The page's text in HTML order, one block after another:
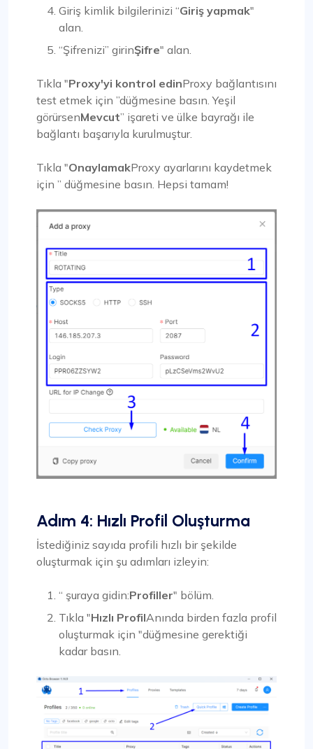
Giriş kimlik bilgilerinizi “Giriş yapmak"
alan.
“Şifrenizi” girinŞifre" alan.
Tıkla "Proxy'yi kontrol edinProxy bağlantısını
test etmek için ”düğmesine basın. Yeşil
görürsenMevcut” işareti ve ülke bayrağı ile
bağlantı başarıyla kurulmuştur.
Tıkla "OnaylamakProxy ayarlarını kaydetmek
için ” düğmesine basın. Hepsi tamam!
Adım 4: Hızlı Profil Oluşturma
İstediğiniz sayıda profili hızlı bir şekilde
oluşturmak için şu adımları izleyin:
“ şuraya gidin:Profiller" bölüm.
Tıkla "Hızlı ProfilAnında birden fazla profil
oluşturmak için "düğmesine gerektiği
kadar basın.